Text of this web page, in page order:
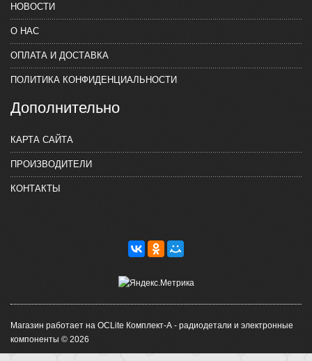
НОВОСТИ
О НАС
ОПЛАТА И ДОСТАВКА
ПОЛИТИКА КОНФИДЕНЦИАЛЬНОСТИ
Дополнительно
КАРТА САЙТА
ПРОИЗВОДИТЕЛИ
КОНТАКТЫ
Магазин работает на OCLite Комплект-А - радиодетали и электронные
компоненты © 2026